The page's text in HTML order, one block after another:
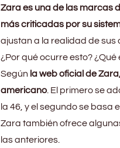
Zara es una de las marcas
más criticadas por su
ajustan a la realidad de sus
¿Por qué ocurre esto?
Según la web oficial de
americano. El primero se
la 46, y el segundo se basa
Zara también ofrece
las anteriores.